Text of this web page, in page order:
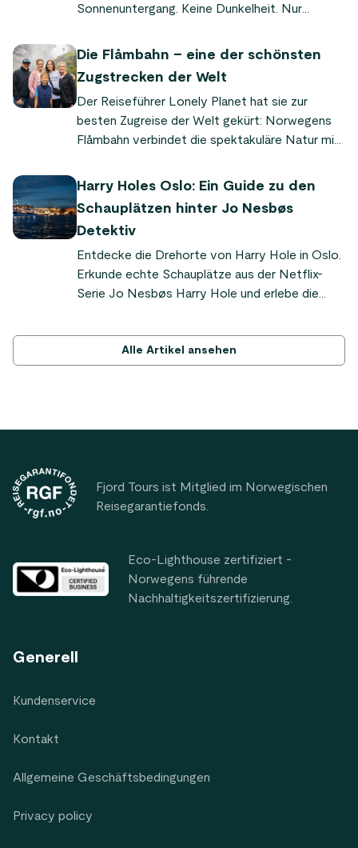
Sonnenuntergang. Keine Dunkelheit. Nur
Fjorden und Bergen. Deshalb wird Norwegen
ein Naturphänomen, bei dem die Sonne im
Norden wochen- oder sogar monatelang nicht
untergeht. Hier erfahren Sie alles, was Sie
wissen müssen, um es selbst zu erleben.
Die Flåmbahn – eine der schönsten
Zugstrecken der Welt
Der Reiseführer Lonely Planet hat sie zur
besten Zugreise der Welt gekürt: Norwegens
Flåmbahn verbindet die spektakuläre Natur mit
Erlebnis. „Es ist so kraftvoll und dramatisch“,
Rahmen der Tour Sognefjord in a Nutshell™
erlebt hat.
Harry Holes Oslo: Ein Guide zu den
Schauplätzen hinter Jo Nesbøs
Detektiv
Entdecke die Drehorte von Harry Hole in Oslo.
Erkunde echte Schauplätze aus der Netflix-
Serie Jo Nesbøs Harry Hole und erlebe die
Alle Artikel ansehen
Fjord Tours ist Mitglied im Norwegischen
Reisegarantiefonds.
Eco-Lighthouse zertifiziert -
Norwegens führende
Nachhaltigkeitszertifizierung.
Generell
Kundenservice
Kontakt
Allgemeine Geschäftsbedingungen
Privacy policy